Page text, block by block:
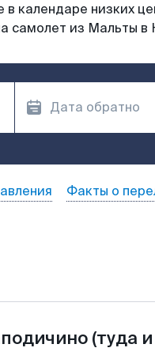
календаре низких
самолет из Мальты в
Факты о
(туда